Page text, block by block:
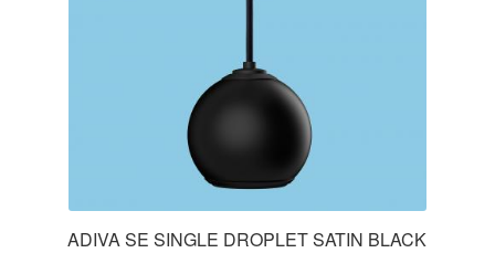
ADIVA SE SINGLE DROPLET SATIN BLACK